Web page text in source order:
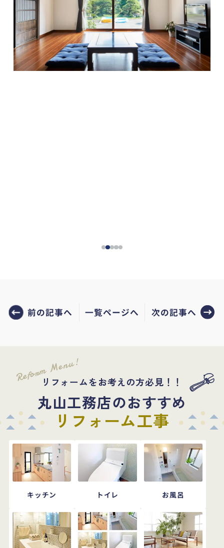
前の記事へ 一覧ページへ 次の記事へ
Reform Menu!
リフォームをお考えの方必見！！
丸山工務店のおすすめ
リフォーム工事
キッチン トイレ お風呂